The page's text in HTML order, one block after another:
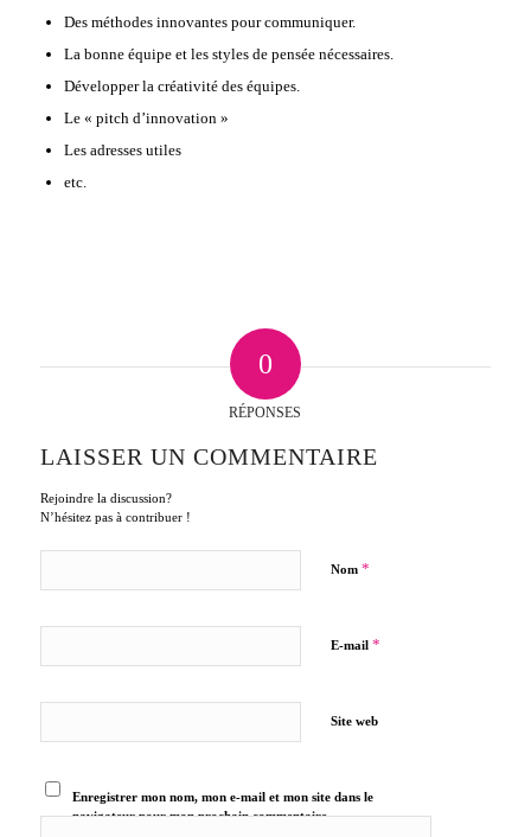
Des méthodes innovantes pour communiquer.
La bonne équipe et les styles de pensée nécessaires.
Développer la créativité des équipes.
Le « pitch d’innovation »
Les adresses utiles
etc.
0
RÉPONSES
LAISSER UN COMMENTAIRE
Rejoindre la discussion?
N’hésitez pas à contribuer !
Nom *
E-mail *
Site web
Enregistrer mon nom, mon e-mail et mon site dans le
navigateur pour mon prochain commentaire.